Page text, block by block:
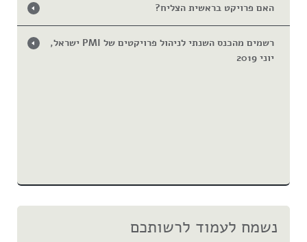
האם פרויקט בראשית הצליח?
רשמים מהכנס השנתי לניהול פרויקטים של PMI ישראל,
יוני 2019
נשמח לעמוד לרשותכם